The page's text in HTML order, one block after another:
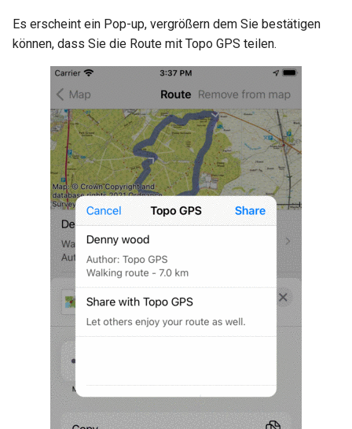
Es erscheint ein Pop-up, vergrößern dem Sie bestätigen
können, dass Sie die Route mit Topo GPS teilen.